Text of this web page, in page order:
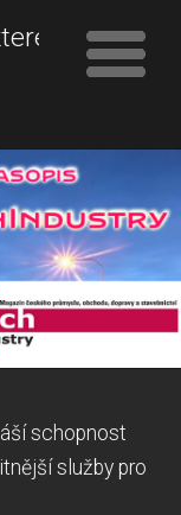
schopnost
služby pro